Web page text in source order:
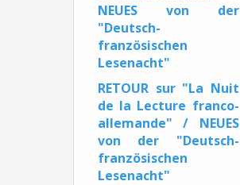
RETOUR sur "La Nuit
de la Lecture franco-
allemande" / NEUES
von der "Deutsch-
französischen
Lesenacht"